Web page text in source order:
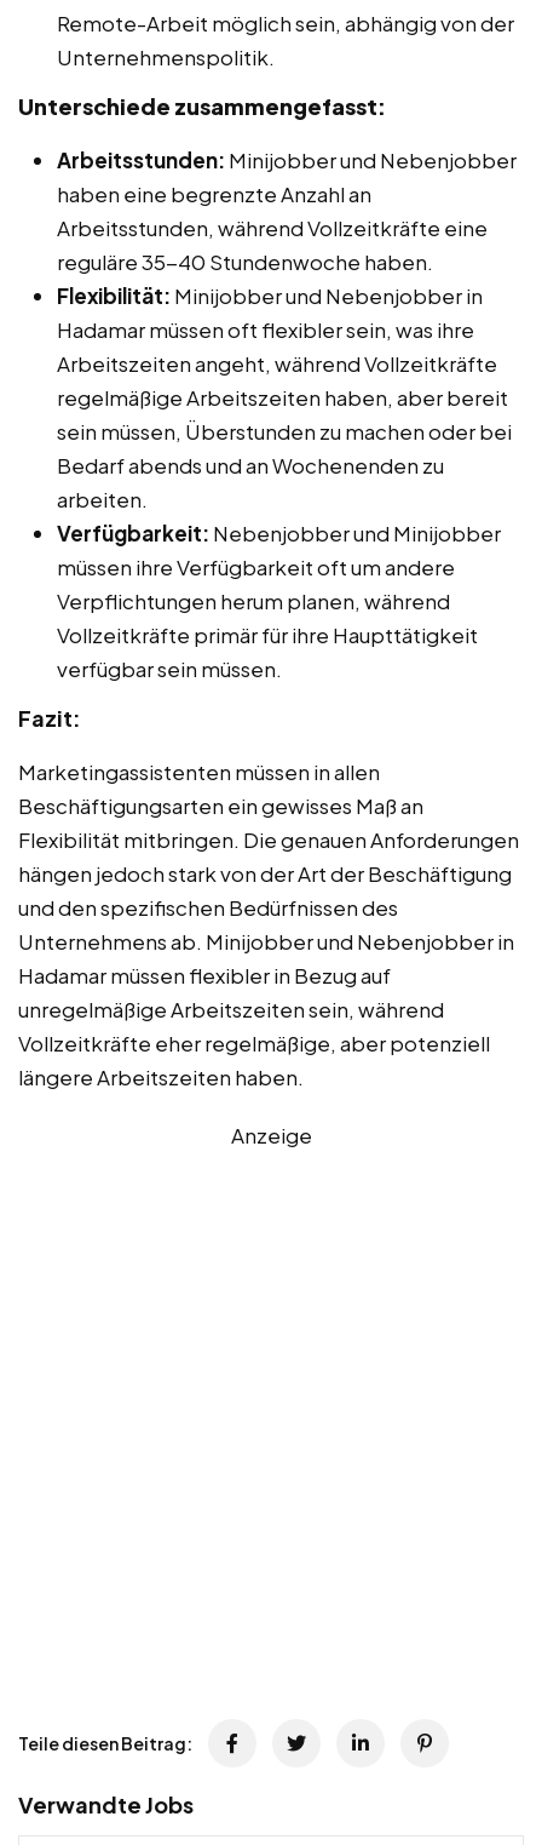
Remote-Arbeit möglich sein, abhängig von der
Unternehmenspolitik.
Unterschiede zusammengefasst:
Arbeitsstunden: Minijobber und Nebenjobber
haben eine begrenzte Anzahl an
Arbeitsstunden, während Vollzeitkräfte eine
reguläre 35-40 Stundenwoche haben.
Flexibilität: Minijobber und Nebenjobber in
Hadamar müssen oft flexibler sein, was ihre
Arbeitszeiten angeht, während Vollzeitkräfte
regelmäßige Arbeitszeiten haben, aber bereit
sein müssen, Überstunden zu machen oder bei
Bedarf abends und an Wochenenden zu
arbeiten.
Verfügbarkeit: Nebenjobber und Minijobber
müssen ihre Verfügbarkeit oft um andere
Verpflichtungen herum planen, während
Vollzeitkräfte primär für ihre Haupttätigkeit
verfügbar sein müssen.
Fazit:
Marketingassistenten müssen in allen
Beschäftigungsarten ein gewisses Maß an
Flexibilität mitbringen. Die genauen Anforderungen
hängen jedoch stark von der Art der Beschäftigung
und den spezifischen Bedürfnissen des
Unternehmens ab. Minijobber und Nebenjobber in
Hadamar müssen flexibler in Bezug auf
unregelmäßige Arbeitszeiten sein, während
Vollzeitkräfte eher regelmäßige, aber potenziell
längere Arbeitszeiten haben.
Anzeige
Teile diesen Beitrag:
Verwandte Jobs